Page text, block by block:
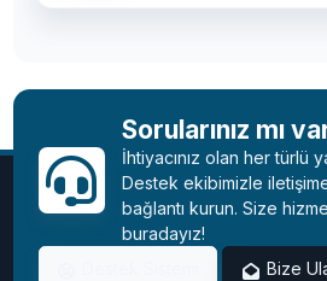
Sorularınız mı
İhtiyacınız olan her türlü
Destek ekibimizle
bağlantı kurun. Size
buradayız!
Bize